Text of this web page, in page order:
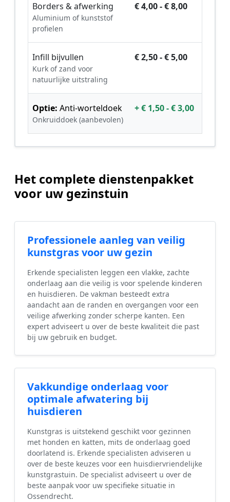
Borders & afwerking
Aluminium of kunststof
profielen
€ 4,00 - € 8,00
Infill bijvullen
Kurk of zand voor
natuurlijke uitstraling
€ 2,50 - € 5,00
Optie: Anti-worteldoek
Onkruiddoek (aanbevolen)
+ € 1,50 - € 3,00
Het complete dienstenpakket
voor uw gezinstuin
Professionele aanleg van veilig
kunstgras voor uw gezin
Erkende specialisten leggen een vlakke, zachte
onderlaag aan die veilig is voor spelende kinderen
en huisdieren. De vakman besteedt extra
aandacht aan de randen en overgangen voor een
veilige afwerking zonder scherpe kanten. Een
expert adviseert u over de beste kwaliteit die past
bij uw gebruik en budget.
Vakkundige onderlaag voor
optimale afwatering bij
huisdieren
Kunstgras is uitstekend geschikt voor gezinnen
met honden en katten, mits de onderlaag goed
doorlatend is. Erkende specialisten adviseren u
over de beste keuzes voor een huisdiervriendelijke
kunstgrastuin. De specialist adviseert u over de
beste aanpak voor uw specifieke situatie in
Ossendrecht.